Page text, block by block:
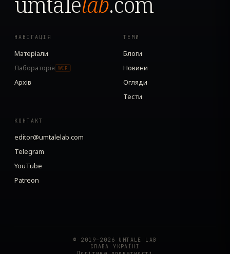
НАВІГАЦІЯ
Матеріали
Лабораторія
WIP
Архів
ТЕМИ
Блоги
Новини
Огляди
Тести
КОНТАКТ
editor@umtalelab.com
Telegram
YouTube
Patreon
© 2019–2026 UMTALE LAB
СЛАВА УКРАЇНІ